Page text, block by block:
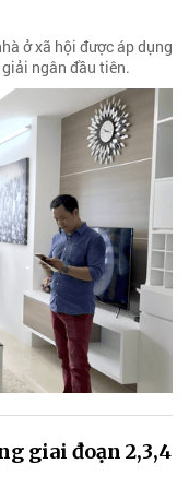
ở xã hội được áp dụng
ngân đầu tiên.
giai đoạn 2,3,4